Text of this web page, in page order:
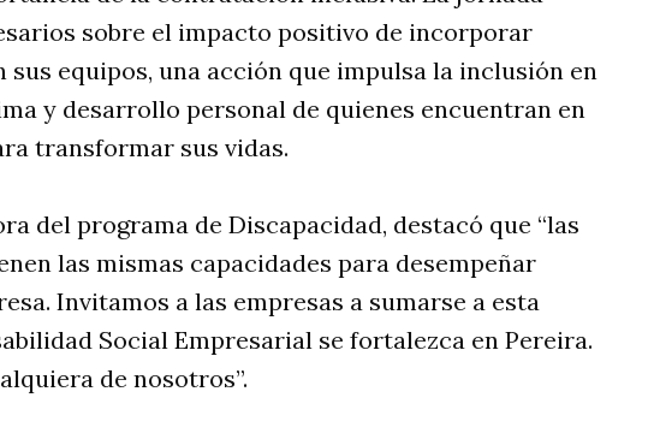
sobre el impacto positivo de incorporar
sus equipos, una acción que impulsa la inclusión en
y desarrollo personal de quienes encuentran en
transformar sus vidas.
del programa de Discapacidad, destacó que “las
las mismas capacidades para desempeñar
Invitamos a las empresas a sumarse a esta
Social Empresarial se fortalezca en Pereira.
de nosotros”.